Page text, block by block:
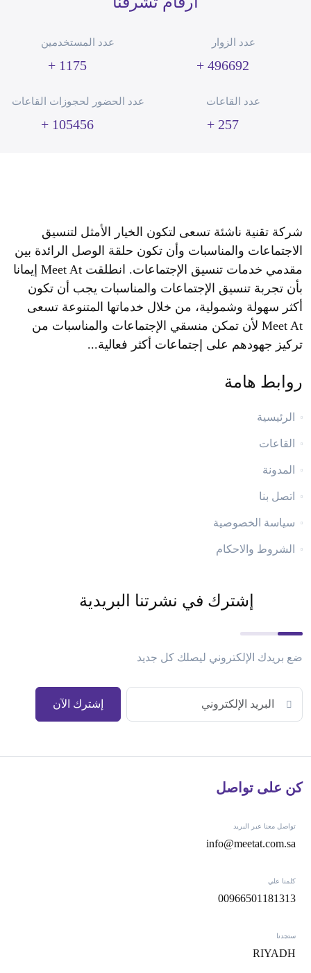
عدد الزوار
496692 +
عدد المستخدمين
1175 +
عدد القاعات
257 +
عدد الحضور لحجوزات القاعات
105456 +
شركة تقنية ناشئة تسعى لتكون الخيار الأمثل لتنسيق
الاجتماعات والمناسبات وأن تكون حلقة الوصل الرائدة بين
مقدمي خدمات تنسيق الإجتماعات. انطلقت Meet At إيمانا
بأن تجربة تنسيق الإجتماعات والمناسبات يجب أن تكون
أكثر سهولة وشمولية، من خلال خدماتها المتنوعة تسعى
Meet At لأن تمكن منسقي الإجتماعات والمناسبات من
تركيز جهودهم على إجتماعات أكثر فعالية...
روابط هامة
الرئيسية
القاعات
المدونة
اتصل بنا
سياسة الخصوصية
الشروط والاحكام
إشترك في نشرتنا البريدية
ضع بريدك الإلكتروني ليصلك كل جديد
إشترك الآن
كن على تواصل
تواصل معنا عبر البريد
info@meetat.com.sa
كلمنا علي
00966501181313
ستجدنا
RIYADH